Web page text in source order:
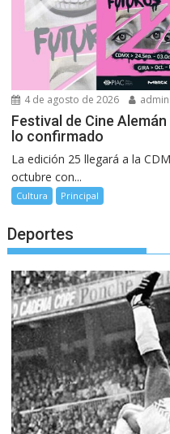
4 de agosto de 2026 admin
Festival de Cine
lo confirmado
La edición 25 llegará a la
octubre con...
Cultura Principal
Deportes